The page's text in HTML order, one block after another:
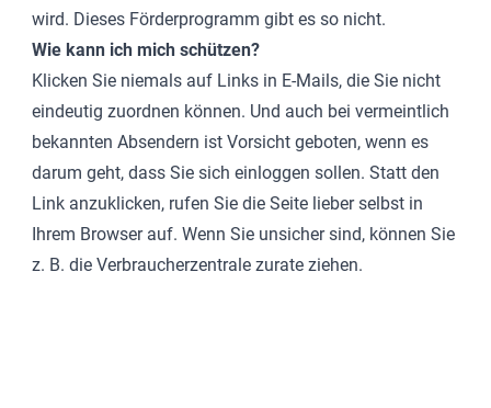
wird. Dieses Förderprogramm gibt es so nicht.
Wie kann ich mich schützen?
Klicken Sie niemals auf Links in E-Mails, die Sie nicht
eindeutig zuordnen können. Und auch bei vermeintlich
bekannten Absendern ist Vorsicht geboten, wenn es
darum geht, dass Sie sich einloggen sollen. Statt den
Link anzuklicken, rufen Sie die Seite lieber selbst in
Ihrem Browser auf. Wenn Sie unsicher sind, können Sie
z. B. die Verbraucherzentrale zurate ziehen.